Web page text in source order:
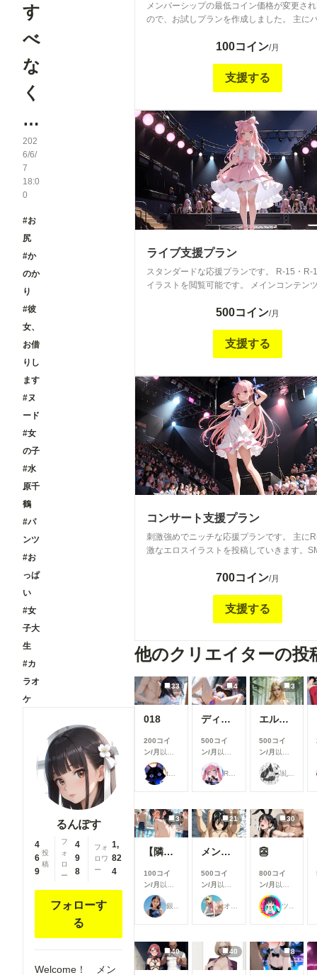
す
べ
な
く
…
202
6/6/
7
18:0
0
#お
尻
#か
のか
り
#彼
女、
お借
りし
ます
#ヌ
ード
#女
の子
#水
原千
鶴
#パ
ンツ
#お
っぱ
い
#女
子大
生
#カ
ラオ
ケ
るんぽす
4
6
9
投
稿
フ
ォ
ロ
ー
4
9
8
フォ
ロワ
ー
1,
82
4
フォローす
る
Welcome！ メン
メンバーシップの最低コイン価格が変更さ
ので、お試しプランを作成しました。 主に
パン・パンチラ・下着成分多めでやってい
100コイン/月
支援する
ライブ支援プラン
スタンダードな応援プランです。 R-15・R-
イラストを閲覧可能です。 メインコンテン
😅 ※全年齢イラストはこちらに投稿予定で
500コイン/月
支援する
コンサート支援プラン
刺激強めでニッチな応援プランです。 主に
激なエロスイラストを投稿していきます。
アフターストーリー特典画像などもこちら
700コイン/月
支援する
他のクリエイターの投
33
018
200コイ
ン/月 以上
支援すると
見ることが
できます
4
ディルドを入れ込んで
500コイ
ン/月 以上
支援すると
見ることが
できます
3
エルフの姫様(３枚)
500コイ
ン/月 以上
支援すると
見ることが
できます
糺ノ杜 胡瓜堂 （ただすのもり きゅうりどう）
3
【隣のお姉さん】お姉さんに群がるプール男子達⑦
100コイ
ン/月 以上
支援すると
見ることが
できます
21
メンシプ限定
500コイ
ン/月 以上
支援すると
見ることが
できます
30
👺
800コイ
ン/月 以上
支援すると
見ることが
できます
40 40 8